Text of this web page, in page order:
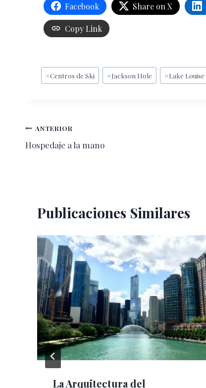
Facebook Share on X
Copy Link
Etiquetas
de
#Centros de Ski #Jackson Hole #Lake Louise
Navegación
de
ANTERIOR
Hospedaje a la mano
Publicaciones Similares
La Arquitectura del